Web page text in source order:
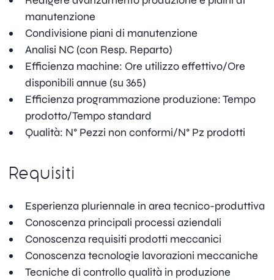
manutenzione
Condivisione piani di manutenzione
Analisi NC (con Resp. Reparto)
Efficienza machine: Ore utilizzo effettivo/Ore
disponibili annue (su 365)
Efficienza programmazione produzione: Tempo
prodotto/Tempo standard
Qualità: N° Pezzi non conformi/N° Pz prodotti
Requisiti
Esperienza pluriennale in area tecnico-produttiva
Conoscenza principali processi aziendali
Conoscenza requisiti prodotti meccanici
Conoscenza tecnologie lavorazioni meccaniche
Tecniche di controllo qualità in produzione